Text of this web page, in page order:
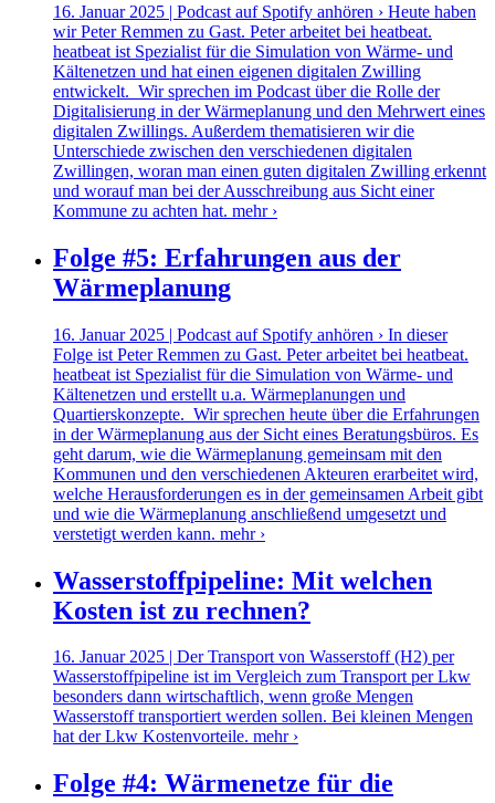
16. Januar 2025 | Podcast auf Spotify anhören › Heute haben
wir Peter Remmen zu Gast. Peter arbeitet bei heatbeat.
heatbeat ist Spezialist für die Simulation von Wärme- und
Kältenetzen und hat einen eigenen digitalen Zwilling
entwickelt. Wir sprechen im Podcast über die Rolle der
Digitalisierung in der Wärmeplanung und den Mehrwert eines
digitalen Zwillings. Außerdem thematisieren wir die
Unterschiede zwischen den verschiedenen digitalen
Zwillingen, woran man einen guten digitalen Zwilling erkennt
und worauf man bei der Ausschreibung aus Sicht einer
Kommune zu achten hat. mehr ›
Folge #5: Erfahrungen aus der
Wärmeplanung
16. Januar 2025 | Podcast auf Spotify anhören › In dieser
Folge ist Peter Remmen zu Gast. Peter arbeitet bei heatbeat.
heatbeat ist Spezialist für die Simulation von Wärme- und
Kältenetzen und erstellt u.a. Wärmeplanungen und
Quartierskonzepte. Wir sprechen heute über die Erfahrungen
in der Wärmeplanung aus der Sicht eines Beratungsbüros. Es
geht darum, wie die Wärmeplanung gemeinsam mit den
Kommunen und den verschiedenen Akteuren erarbeitet wird,
welche Herausforderungen es in der gemeinsamen Arbeit gibt
und wie die Wärmeplanung anschließend umgesetzt und
verstetigt werden kann. mehr ›
Wasserstoffpipeline: Mit welchen
Kosten ist zu rechnen?
16. Januar 2025 | Der Transport von Wasserstoff (H2) per
Wasserstoffpipeline ist im Vergleich zum Transport per Lkw
besonders dann wirtschaftlich, wenn große Mengen
Wasserstoff transportiert werden sollen. Bei kleinen Mengen
hat der Lkw Kostenvorteile. mehr ›
Folge #4: Wärmenetze für die